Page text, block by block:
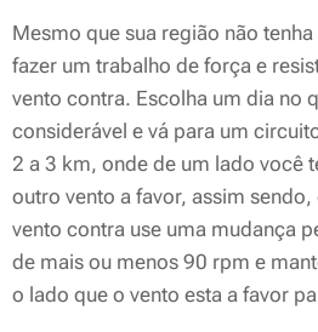
Mesmo que sua região não
fazer um trabalho de força e
vento contra. Escolha um dia no
considerável e vá para um
2 a 3 km, onde de um lado você
outro vento a favor, assim
vento contra use uma mudança
de mais ou menos 90 rpm e
o lado que o vento esta a favor